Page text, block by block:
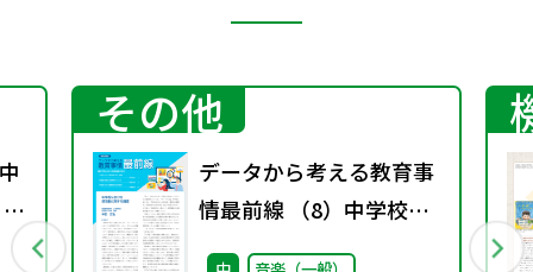
その他
データから考える教育事
情最前線 （8）中学校に
おける部活動の状況